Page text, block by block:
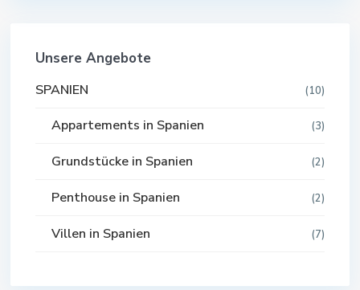
Unsere Angebote
SPANIEN (10)
Appartements in Spanien (3)
Grundstücke in Spanien (2)
Penthouse in Spanien (2)
Villen in Spanien (7)